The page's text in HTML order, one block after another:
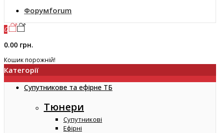
Форумforum
0
0.00 грн.
Кошик порожній!
Категорії
Супутникове та ефірне ТБ
Тюнери
Супутникові
Ефірні